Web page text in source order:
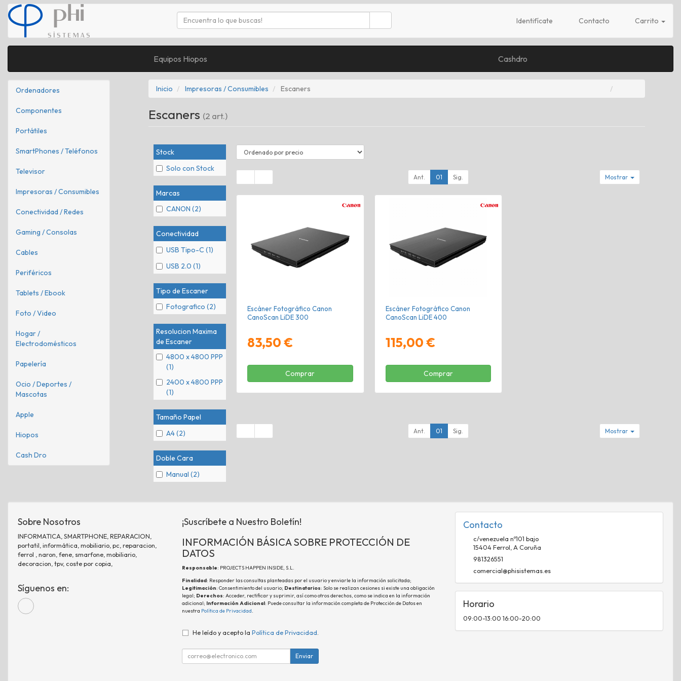
Identifícate Contacto Carrito
Equipos Hiopos Cashdro
Ordenadores
Componentes
Portátiles
SmartPhones / Teléfonos
Televisor
Impresoras / Consumibles
Conectividad / Redes
Gaming / Consolas
Cables
Periféricos
Tablets / Ebook
Foto / Video
Hogar /
Electrodomésticos
Papelería
Ocio / Deportes /
Mascotas
Apple
Hiopos
Cash Dro
Inicio Impresoras / Consumibles Escaners
Escaners (2 art.)
Stock
Solo con Stock
Marcas
CANON (2)
Conectividad
USB Tipo-C (1)
USB 2.0 (1)
Tipo de Escaner
Fotografico (2)
Resolucion Maxima
de Escaner
4800 x 4800 PPP
(1)
2400 x 4800 PPP
(1)
Tamaño Papel
A4 (2)
Doble Cara
Manual (2)
Ant. 01 Sig. Mostrar
Escáner Fotográfico Canon
CanoScan LiDE 300
83,50 €
Comprar
Escáner Fotográfico Canon
CanoScan LiDE 400
115,00 €
Comprar
Ant. 01 Sig. Mostrar
Sobre Nosotros
INFORMATICA, SMARTPHONE, REPARACION,
portatil, informática, mobiliario, pc, reparacion,
ferrol , naron, fene, smarfone, mobiliario,
decoracion, tpv, coste por copia,
Síguenos en:
¡Suscríbete a Nuestro Boletín!
INFORMACIÓN BÁSICA SOBRE PROTECCIÓN DE
DATOS
Responsable: PROJECTS HAPPEN INSIDE, S.L.
Finalidad: Responder las consultas planteadas por el usuario y enviarle la información solicitada;
Legitimación: Consentimiento del usuario; Destinatarios: Solo se realizan cesiones si existe una obligación
legal; Derechos: Acceder, rectificar y suprimir, así como otros derechos, como se indica en la información
adicional; Información Adicional: Puede consultar la información completa de Protección de Datos en
nuestra Política de Privacidad.
He leído y acepto la Política de Privacidad
Enviar
Contacto
c/venezuela nº101 bajo
15404 Ferrol A Coruña
981326551
comercial@phisistemas.es
Horario
09:00-13:00 16:00-20:00